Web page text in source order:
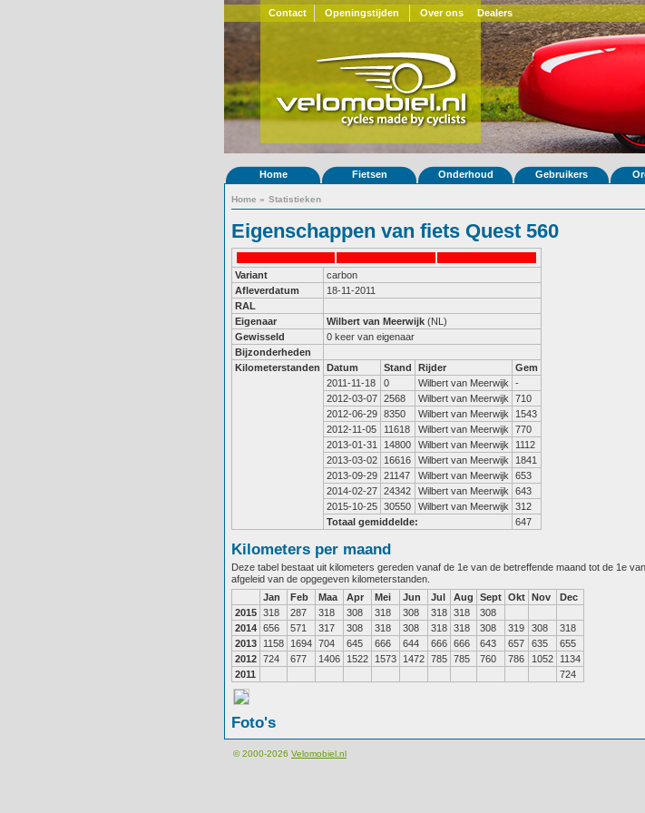
Contact Openingstijden Over ons Dealers
Home Fietsen Onderhoud Gebruikers
Home » Statistieken
Eigenschappen van fiets Quest 560
Variant
carbon
Afleverdatum
18-11-2011
RAL
Eigenaar
Wilbert van Meerwijk (NL)
Gewisseld
0 keer van eigenaar
Bijzonderheden
Kilometerstanden
Datum Stand Rijder
Gem
2011-11-18
0 Wilbert van Meerwijk
-
2012-03-07 2568 Wilbert van Meerwijk
710
2012-06-29 8350 Wilbert van Meerwijk
1543
2012-11-05
11618 Wilbert van Meerwijk
770
2013-01-31
14800 Wilbert van Meerwijk
1112
2013-03-02
16616 Wilbert van Meerwijk
1841
2013-09-29 21147 Wilbert van Meerwijk
653
2014-02-27 24342 Wilbert van Meerwijk
643
2015-10-25 30550 Wilbert van Meerwijk
312
Totaal gemiddelde:
647
Kilometers per maand
Deze tabel bestaat uit kilometers gereden vanaf de 1e van de betreffende maand tot de 1e
afgeleid van de opgegeven kilometerstanden.
Jan
Feb Maa Apr Mei Jun Jul Aug Sept Okt Nov
Dec
2015 318 287 318 308 318 308 318 318
308
2014 656 571 317 308 318 308 318 318 308 319 308
318
2013
1158 1694 704 645 666 644 666 666 643 657 635
655
2012 724 677 1406 1522 1573 1472 785 785 760 786 1052
1134
2011
724
Foto's
© 2000-2026 Velomobiel.nl